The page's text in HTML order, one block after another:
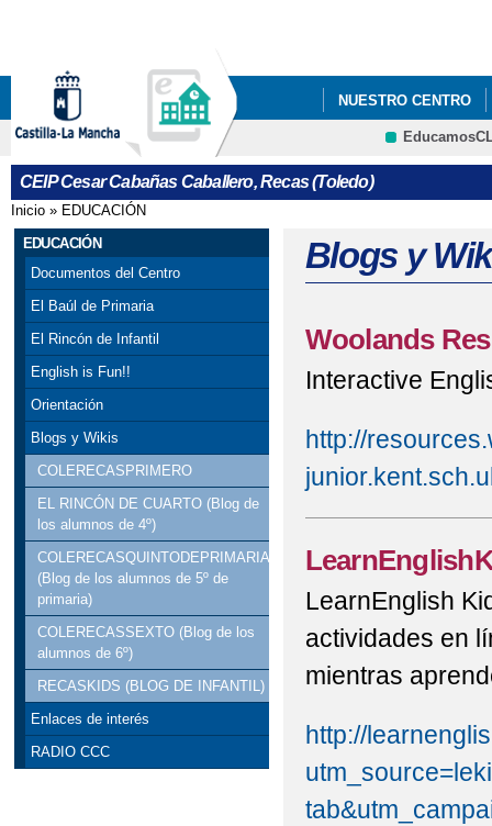
NUESTRO CENTRO
JORNADA DE
CEIP Cesar Cabañas Caballero, Recas (Toledo)
Se encuentra usted aquí
Inicio » EDUCACIÓN
EDUCACIÓN
Documentos del Centro
El Baúl de Primaria
El Rincón de Infantil
English is Fun!!
Orientación
Blogs y Wikis
COLERECASPRIMERO
EL RINCÓN DE CUARTO (Blog de
los alumnos de 4º)
COLERECASQUINTODEPRIMARIA
(Blog de los alumnos de 5º de
primaria)
COLERECASSEXTO (Blog de los
alumnos de 6º)
RECASKIDS (BLOG DE INFANTIL)
Enlaces de interés
RADIO CCC
Blogs y
Woolands
Interactive
http://
LearnEnglish
actividades en
mientras
http://